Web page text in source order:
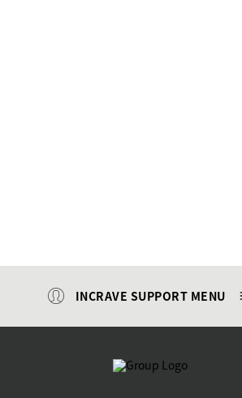
INCRAVE SUPPORT MENU